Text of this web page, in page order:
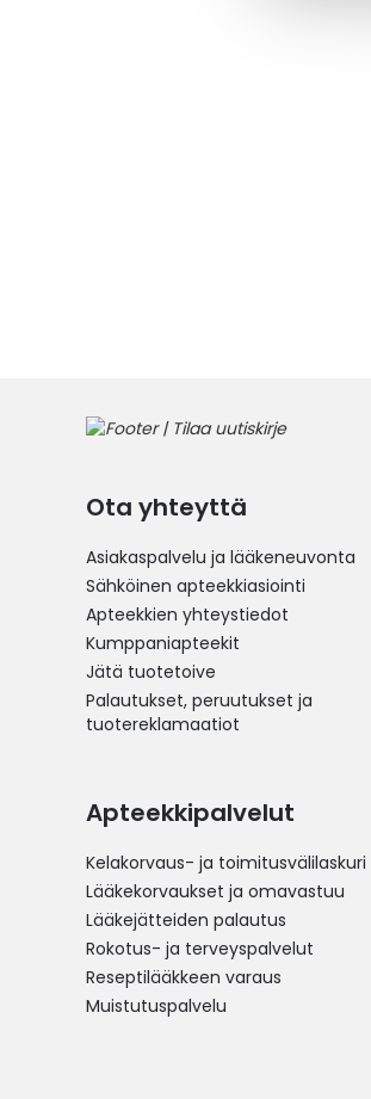
Ota yhteyttä
Asiakaspalvelu ja lääkeneuvonta
Sähköinen apteekkiasiointi
Apteekkien yhteystiedot
Kumppaniapteekit
Jätä tuotetoive
Palautukset, peruutukset ja
tuotereklamaatiot
Apteekkipalvelut
Kelakorvaus- ja toimitusvälilaskuri
Lääkekorvaukset ja omavastuu
Lääkejätteiden palautus
Rokotus- ja terveyspalvelut
Reseptilääkkeen varaus
Muistutuspalvelu